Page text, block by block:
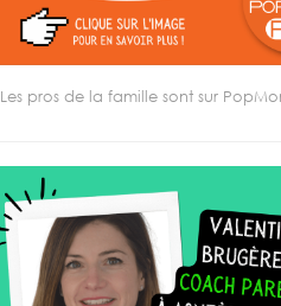
Les pros de la famille sont sur